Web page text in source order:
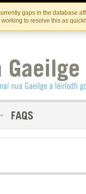
gaps in the database
working to resolve this as